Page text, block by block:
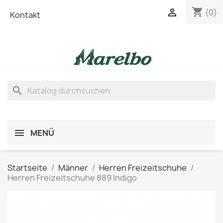
Kontakt shopping_cart (0)

search
MENÜ
Startseite Männer
Herren Freizeitschuhe
Herren Freizeitschuhe 889 Indigo